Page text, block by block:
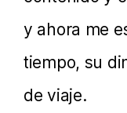
y ahora me
tiempo, su
de viaje.